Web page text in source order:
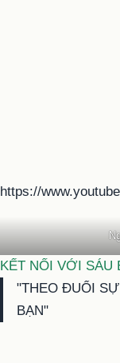
https://
KẾT NỐI VỚI SÁU
"THEO ĐUỔI
BẠN"